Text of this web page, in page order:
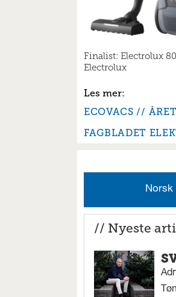
Finalist: Electrolux
Electrolux
ECOVACS
FAGBLADET
Norsk
// Nyeste